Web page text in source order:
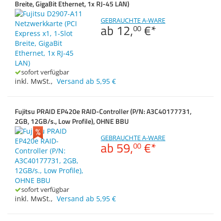
Gehäuse
Sonstiges
Zubehör
Anmelden | Registrieren
Merkzettel
Breite, GigaBit Ethernet, 1x RJ-45 LAN)
GEBRAUCHTE A-WARE
ab 12,00 €*
sofort verfügbar
inkl. MwSt., Versand ab 5,95 €
Fujitsu PRAID EP420e RAID-Controller (P/N: A3C40177731,
2GB, 12GB/s., Low Profile), OHNE BBU
GEBRAUCHTE A-WARE
ab 59,00 €*
sofort verfügbar
inkl. MwSt., Versand ab 5,95 €